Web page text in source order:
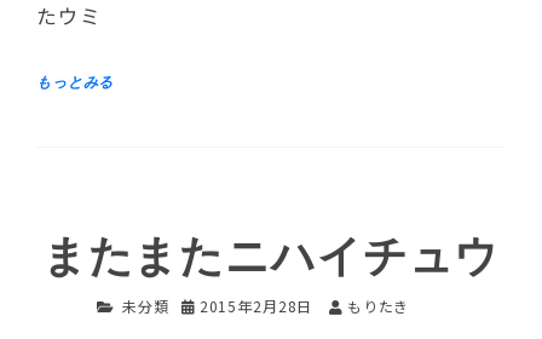
たウミ
またまたニハイチュウ
未分類 2015年2月28日 もりたき